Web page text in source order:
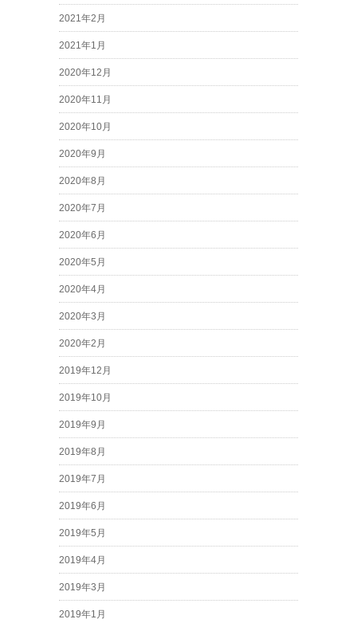
2021年2月
2021年1月
2020年12月
2020年11月
2020年10月
2020年9月
2020年8月
2020年7月
2020年6月
2020年5月
2020年4月
2020年3月
2020年2月
2019年12月
2019年10月
2019年9月
2019年8月
2019年7月
2019年6月
2019年5月
2019年4月
2019年3月
2019年1月